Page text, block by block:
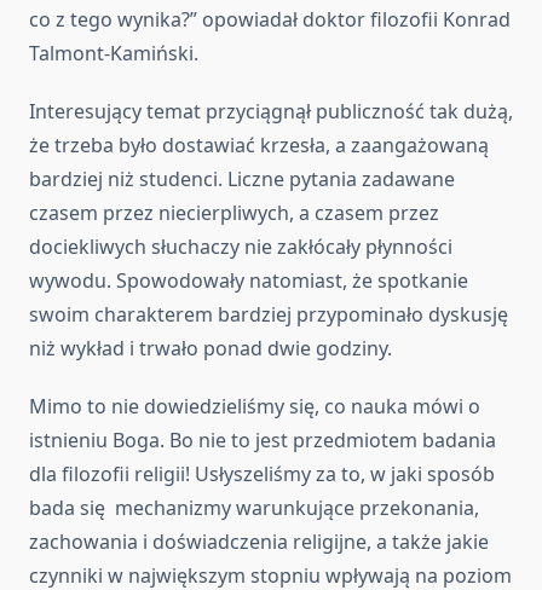
co z tego wynika?” opowiadał doktor filozofii Konrad
Talmont-Kamiński.
Interesujący temat przyciągnął publiczność tak dużą,
że trzeba było dostawiać krzesła, a zaangażowaną
bardziej niż studenci. Liczne pytania zadawane
czasem przez niecierpliwych, a czasem przez
dociekliwych słuchaczy nie zakłócały płynności
wywodu. Spowodowały natomiast, że spotkanie
swoim charakterem bardziej przypominało dyskusję
niż wykład i trwało ponad dwie godziny.
Mimo to nie dowiedzieliśmy się, co nauka mówi o
istnieniu Boga. Bo nie to jest przedmiotem badania
dla filozofii religii! Usłyszeliśmy za to, w jaki sposób
bada się mechanizmy warunkujące przekonania,
zachowania i doświadczenia religijne, a także jakie
czynniki w największym stopniu wpływają na poziom